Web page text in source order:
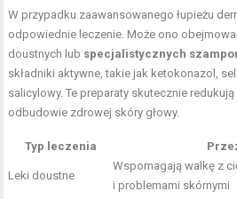
W przypadku zaawansowanego łupieżu
odpowiednie leczenie. Może ono
doustnych lub specjalistycznych
składniki aktywne, takie jak ketokonazol,
salicylowy. Te preparaty skutecznie
odbudowie zdrowej skóry głowy.
Typ leczenia
Leki doustne
Wspomagają walkę z
i problemami skórnymi